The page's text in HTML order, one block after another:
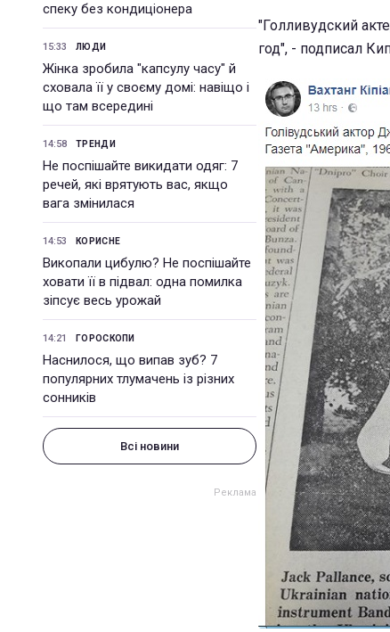
спеку без кондиціонера
15:33 ЛЮДИ
Жінка зробила "капсулу часу" й
сховала її у своєму домі: навіщо і
що там всередині
14:58 ТРЕНДИ
Не поспішайте викидати одяг: 7
речей, які врятують вас, якщо
вага змінилася
14:53 КОРИСНЕ
Викопали цибулю? Не поспішайте
ховати її в підвал: одна помилка
зіпсує весь урожай
14:21 ГОРОСКОПИ
Наснилося, що випав зуб? 7
популярних тлумачень із різних
сонників
Всі новини
"Голливудский
год", - подписал